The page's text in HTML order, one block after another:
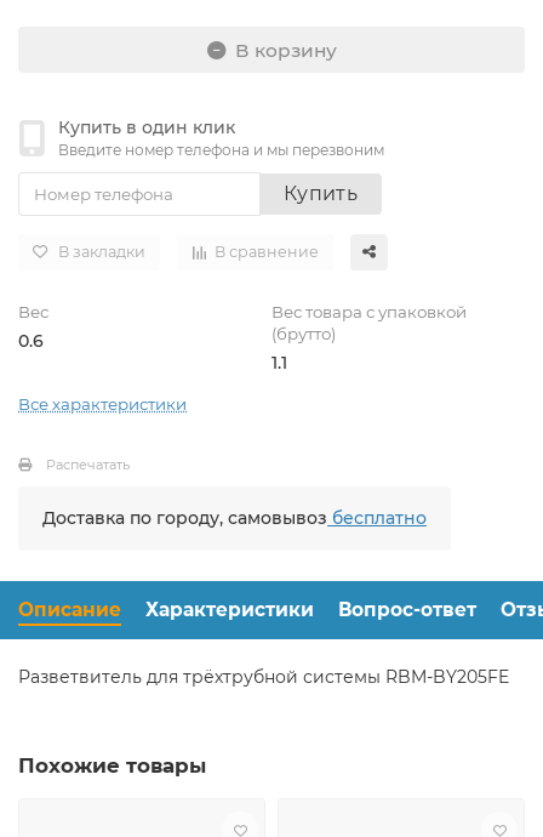
В корзину
Купить в один клик
Введите номер телефона и мы перезвоним
Купить
В закладки В сравнение
Вес
0.6
Вес товара с упаковкой
(брутто)
1.1
Все характеристики
Распечатать
Доставка по городу, самовывоз бесплатно
Описание Характеристики Вопрос-ответ
Разветвитель для трёхтрубной системы RBM-BY205FE
Похожие товары